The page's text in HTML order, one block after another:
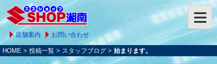
店舗案内 お問い合わせ
HOME > 投稿一覧 > スタッフブログ > 始まります。